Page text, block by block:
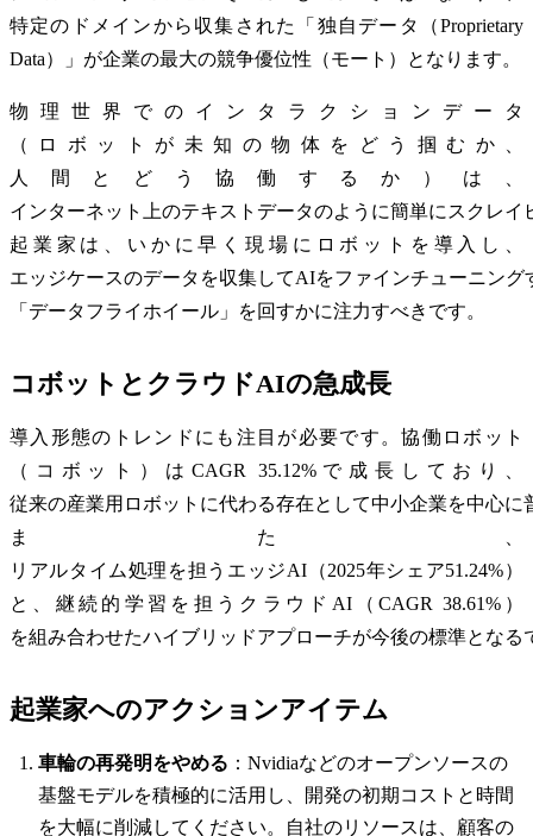
特定のドメインから収集された「独自データ（Proprietary
Data）」が企業の最大の競争優位性（モート）となります。
物理世界でのインタラクションデータ
（ロボットが未知の物体をどう掴むか、
人間とどう協働するか）は、
インターネット上のテキストデータのように簡単にスクレ
起業家は、いかに早く現場にロボットを導入し、
エッジケースのデータを収集してAIをファインチューニング
「データフライホイール」を回すかに注力すべきです。
コボットとクラウドAIの急成長
導入形態のトレンドにも注目が必要です。協働ロボット
（コボット）はCAGR 35.12%で成長しており、
従来の産業用ロボットに代わる存在として中小企業を中心に
また、
リアルタイム処理を担うエッジAI（2025年シェア51.24%）
と、継続的学習を担うクラウドAI（CAGR 38.61%）
を組み合わせたハイブリッドアプローチが今後の標準となる
起業家へのアクションアイテム
車輪の再発明をやめる ：Nvidiaなどのオープンソースの
基盤モデルを積極的に活用し、開発の初期コストと時間
を大幅に削減してください。自社のリソースは、顧客の